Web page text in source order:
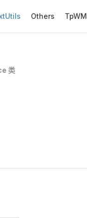
Others TpWM
类